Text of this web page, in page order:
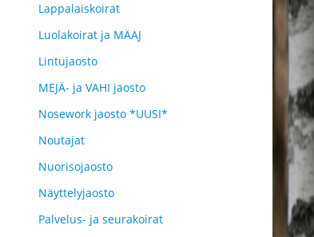
Lappalaiskoirat
Luolakoirat ja MÄAJ
Lintujaosto
MEJÄ- ja VAHI jaosto
Nosework jaosto *UUSI*
Noutajat
Nuorisojaosto
Näyttelyjaosto
Palvelus- ja seurakoirat